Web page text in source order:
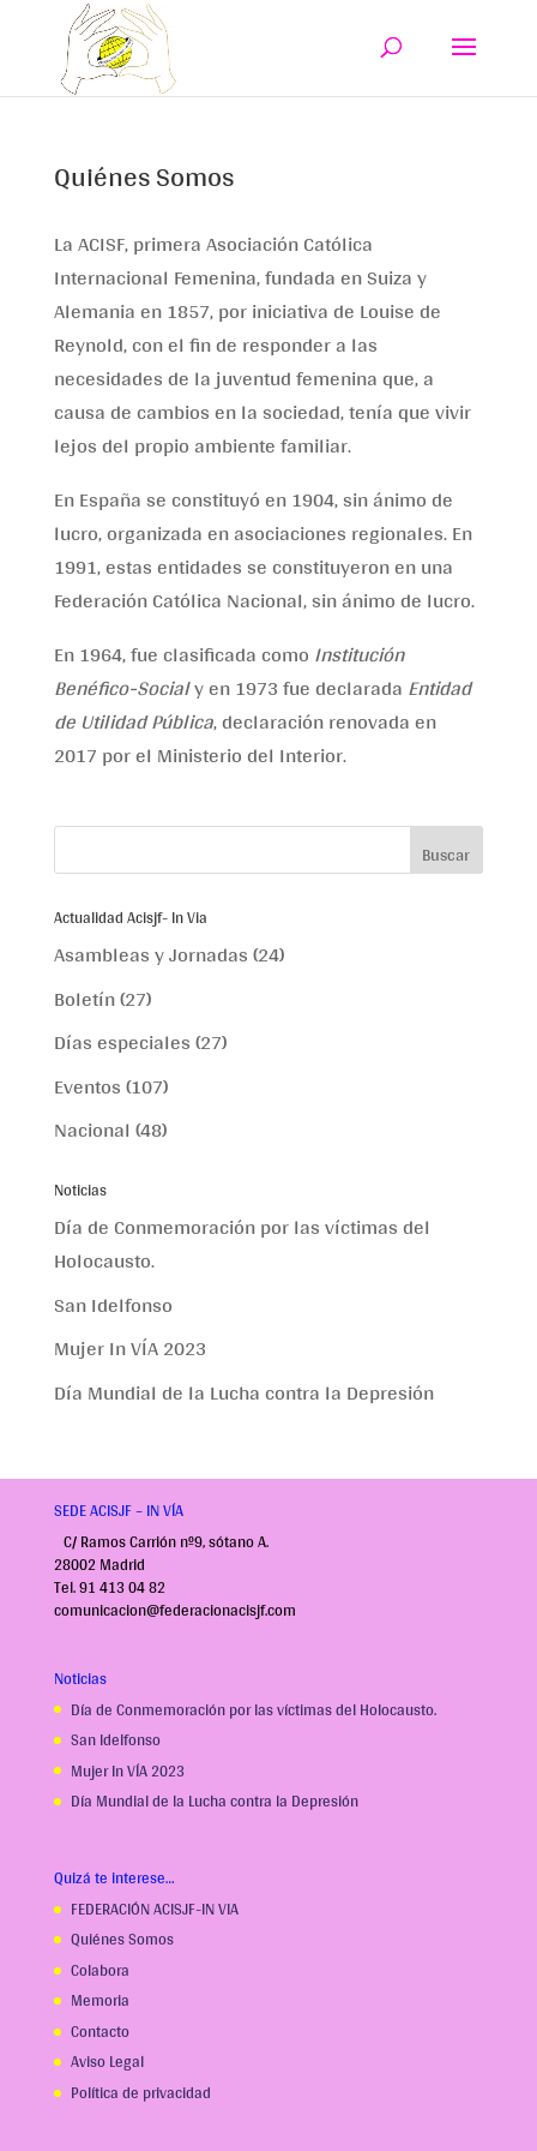
Quiénes Somos
La ACISF, primera Asociación Católica
Internacional Femenina, fundada en Suiza y
Alemania en 1857, por iniciativa de Louise de
Reynold, con el fin de responder a las
necesidades de la juventud femenina que, a
causa de cambios en la sociedad, tenía que vivir
lejos del propio ambiente familiar.
En España se constituyó en 1904, sin ánimo de
lucro, organizada en asociaciones regionales. En
1991, estas entidades se constituyeron en una
Federación Católica Nacional, sin ánimo de lucro.
En 1964, fue clasificada comoInstitución
Benéfico-Socialy en 1973 fue declaradaEntidad
de Utilidad Pública, declaración renovada en
2017 por el Ministerio del Interior.
Actualidad Acisjf- In Via
Asambleas y Jornadas(24)
Boletín(27)
Días especiales(27)
Eventos(107)
Nacional(48)
Noticias
Día de Conmemoración por las víctimas del
Holocausto.
San Idelfonso
Mujer In VÍA 2023
Día Mundial de la Lucha contra la Depresión
SEDE ACISJF – IN VÍA
C/ Ramos Carrión nº9, sótano A.
28002 Madrid
Tel. 91 413 04 82
comunicacion@federacionacisjf.com
Noticias
Día de Conmemoración por las víctimas del Holocausto.
San Idelfonso
Mujer In VÍA 2023
Día Mundial de la Lucha contra la Depresión
Quizá te interese…
FEDERACIÓN ACISJF-IN VIA
Quiénes Somos
Colabora
Memoria
Contacto
Aviso Legal
Política de privacidad